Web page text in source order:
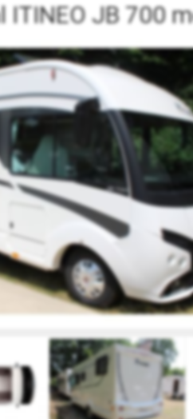
JB 700